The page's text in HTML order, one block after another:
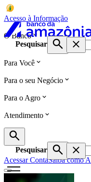
Acesso à Informação
O Banco
Pesquisar
Para Você
Para o seu Negócio
Para o Agro
Atendimento
Pesquisar
Acessar ContaSaiba como